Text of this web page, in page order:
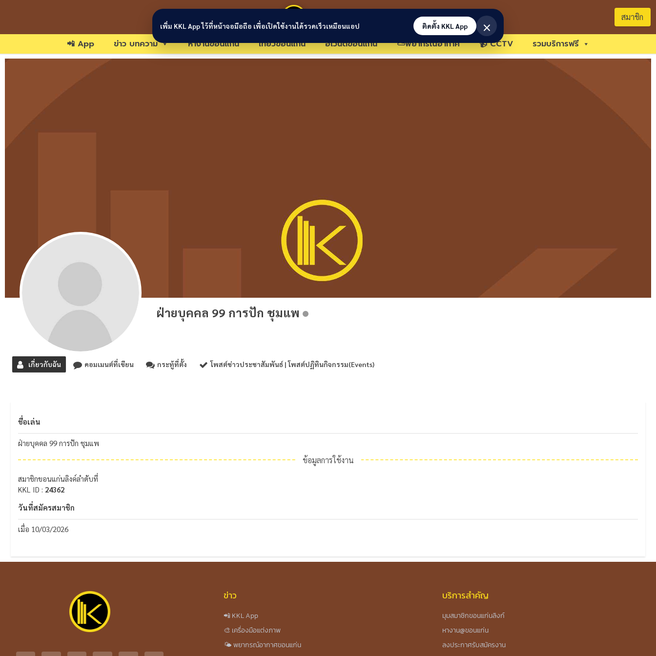
สมาชิก
📲 App ข่าว บทความ หางานขอนแก่น เที่ยวขอนแก่น อีเว้นต์ขอนแก่น ⛅พยากรณ์อากาศ 📹 CCTV รวมบริการฟรี
ฝ่ายบุคคล 99 การปัก ชุมแพ
เกี่ยวกับฉัน คอมเมนต์ที่เขียน กระทู้ที่ตั้ง โพสต์ข่าวประชาสัมพันธ์ | โพสต์ปฏิทินกิจกรรม(Events)
ชื่อเล่น
ฝ่ายบุคคล 99 การปัก ชุมแพ
ข้อมูลการใช้งาน
สมาชิกขอนแก่นลิงค์ลำดับที่
KKL ID : 24362
วันที่สมัครสมาชิก
เมื่อ 10/03/2026
ข่าว
📲 KKL App
🎨 เครื่องมือแต่งภาพ
🌤️ พยากรณ์อากาศขอนแก่น
บริการสำคัญ
มุมสมาชิกขอนแก่นลิงก์
หางาน@ขอนแก่น
ลงประกาศรับสมัครงาน
เพิ่ม KKL App ไว้ที่หน้าจอมือถือ เพื่อเปิดใช้งานได้รวดเร็วเหมือนแอป ติดตั้ง KKL App ×